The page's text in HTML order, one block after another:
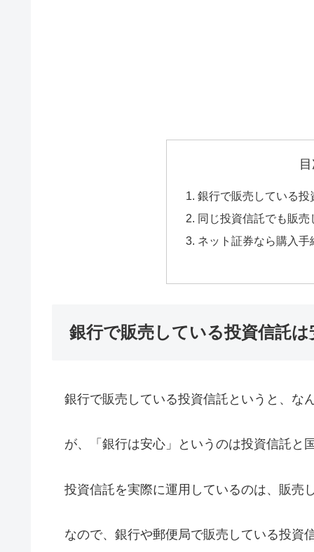
銀行で販売している投
同じ投資信託でも販
ネット証券なら購入手
銀行で販売している投資信託は
銀行で販売している投資信託というと、な
が、「銀行は安心」というのは投資信託と
投資信託を実際に運用しているのは、販売
なので、銀行や郵便局で販売している投資